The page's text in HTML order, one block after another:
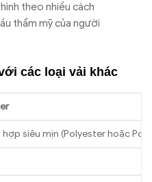
theo nhiều cách
thẩm mỹ của người
các loại vải khác
siêu mịn (Polyester hoặc